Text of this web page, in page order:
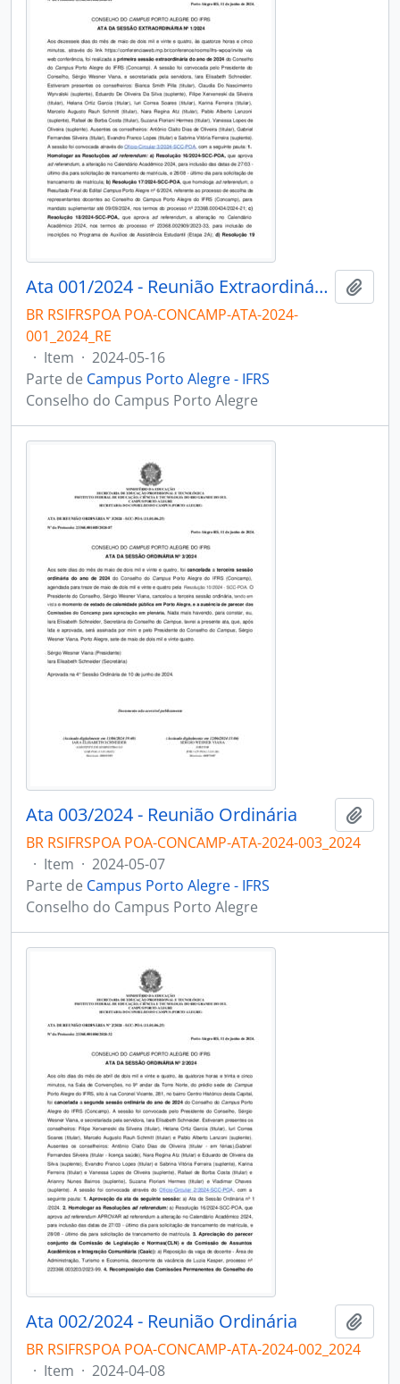
Ata 001/2024 - Reunião Extraordinária
BR RSIFRSPOA POA-CONCAMP-ATA-2024-
001_2024_RE
· Item · 2024-05-16
Parte de Campus Porto Alegre - IFRS
Conselho do Campus Porto Alegre
Ata 003/2024 - Reunião Ordinária
BR RSIFRSPOA POA-CONCAMP-ATA-2024-003_2024
· Item · 2024-05-07
Parte de Campus Porto Alegre - IFRS
Conselho do Campus Porto Alegre
Ata 002/2024 - Reunião Ordinária
BR RSIFRSPOA POA-CONCAMP-ATA-2024-002_2024
· Item · 2024-04-08